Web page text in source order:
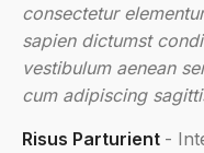
consectetur
sapien dictumst
vestibulum aenean
cum adipiscing
Risus Parturient